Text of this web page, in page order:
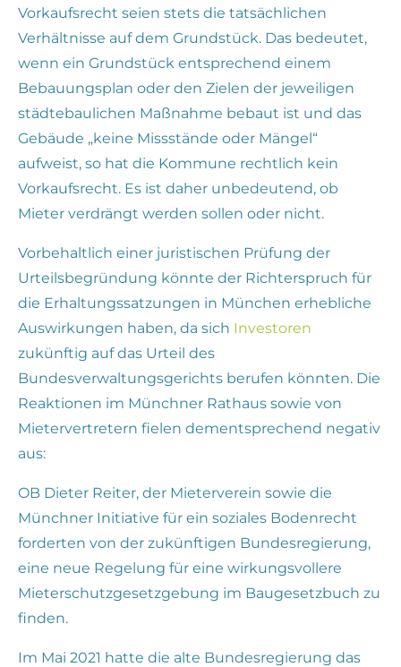
Vorkaufsrecht seien stets die tatsächlichen
Verhältnisse auf dem Grundstück. Das bedeutet,
wenn ein Grundstück entsprechend einem
Bebauungsplan oder den Zielen der jeweiligen
städtebaulichen Maßnahme bebaut ist und das
Gebäude „keine Missstände oder Mängel“
aufweist, so hat die Kommune rechtlich kein
Vorkaufsrecht. Es ist daher unbedeutend, ob
Mieter verdrängt werden sollen oder nicht.
Vorbehaltlich einer juristischen Prüfung der
Urteilsbegründung könnte der Richterspruch für
die Erhaltungssatzungen in München erhebliche
Auswirkungen haben, da sich Investoren
zukünftig auf das Urteil des
Bundesverwaltungsgerichts berufen könnten. Die
Reaktionen im Münchner Rathaus sowie von
Mietervertretern fielen dementsprechend negativ
aus:
OB Dieter Reiter, der Mieterverein sowie die
Münchner Initiative für ein soziales Bodenrecht
forderten von der zukünftigen Bundesregierung,
eine neue Regelung für eine wirkungsvollere
Mieterschutzgesetzgebung im Baugesetzbuch zu
finden.
Im Mai 2021 hatte die alte Bundesregierung das